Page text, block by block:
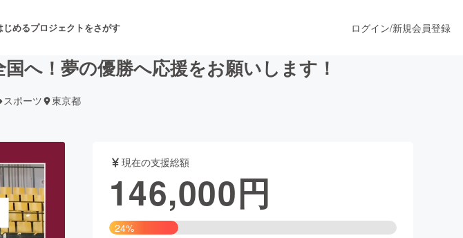
じめるプロジェクトをさがす
舞台・パフォーマンス
フード・飲食店 ファッション
ログイン/新規会員登録
へ！夢の優勝へ応援をお願いします！
スポーツ 東京都
現在の支援総額
146,000円
24%